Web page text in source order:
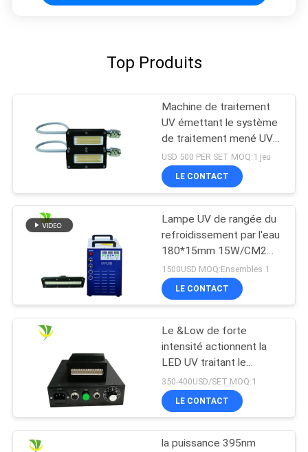
Top Produits
Machine de traitement
UV émettant le système
de traitement mené UV
de puissance élevée de
la longueur d'onde
395nm de la taille 50x20
USD 500 PER SET MOQ:1 jeu
LE CONTACT
Lampe UV de rangée du
refroidissement par l'eau
180*15mm 15W/CM2
395nm LED
1500USD MOQ:Ensembles 1
LE CONTACT
Le &Low de forte
intensité actionnent la
LED UV traitant le
dessiccateur UV de
lampe pour l'encre
traitée
350-400USD/SET MOQ:1
LE CONTACT
la puissance 395nm